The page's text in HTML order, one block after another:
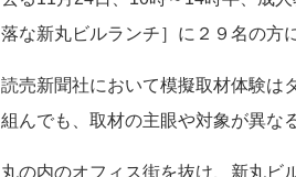
落な新丸ビルランチ］に２９名の方
読売新聞社において模擬取材体験は
組んでも、取材の主眼や対象が異な
丸の内のオフィス街を抜け、新丸ビ